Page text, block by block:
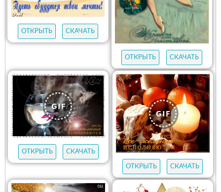
ОТКРЫТЬ СКАЧАТЬ
ОТКРЫТЬ СКАЧАТЬ
ОТКРЫТЬ СКАЧАТЬ
ОТКРЫТЬ СКАЧАТЬ